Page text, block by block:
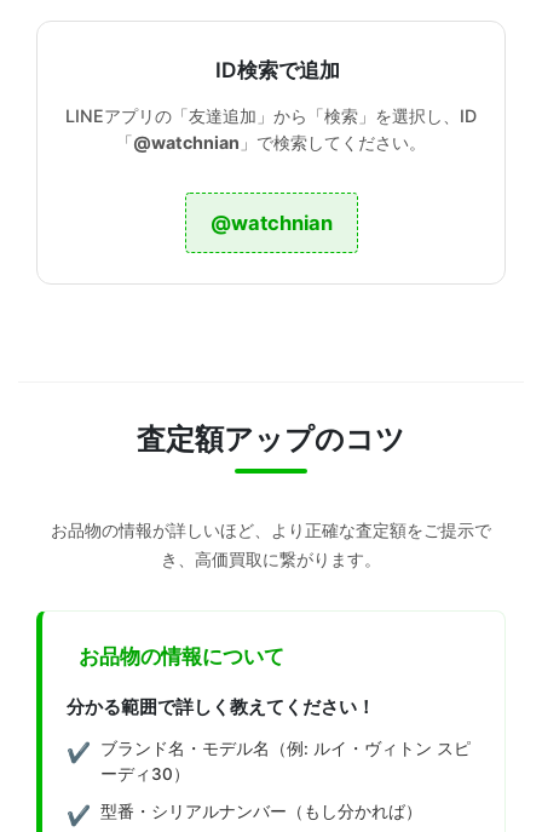
ID検索で追加
LINEアプリの「友達追加」から「検索」を選択し、ID
「@watchnian 」で検索してください。
@watchnian
査定額アップのコツ
お品物の情報が詳しいほど、より正確な査定額をご提示で
き、高価買取に繋がります。
お品物の情報について
分かる範囲で詳しく教えてください！
ブランド名・モデル名（例: ルイ・ヴィトン スピ
ーディ30）
型番・シリアルナンバー（もし分かれば）